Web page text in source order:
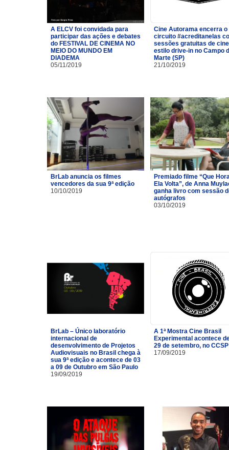
A ELCV foi convidada para
participar das ações e debates
do FESTIVAL DE CINEMA NO
MEIO DO MUNDO EM
DIADEMA
05/11/2019
Cine Autorama encerra o
circuito #acreditanelas
sessões gratuitas de
estilo drive-in no Campo
Marte (SP)
21/10/2019
BrLab anuncia os filmes
vencedores da sua 9ª edição
10/10/2019
Premiado filme “Que
Ela Volta”, de Anna
ganha livro com sessão
autógrafos
03/10/2019
BrLab – Único laboratório
internacional de
desenvolvimento de Projetos
Audiovisuais no Brasil chega à
sua 9ª edição e acontece de 03
a 09 de Outubro em São Paulo
19/09/2019
A 1ª Mostra Cine Brasil
Experimental acontece
29 de setembro, no CCSP
17/09/2019